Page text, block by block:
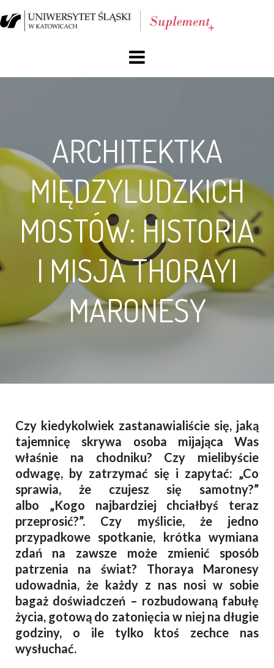
Archiwum
Reklama
Facebook
Kontakt
ARCHITEKTKA
MIĘDZYLUDZKICH
MOSTÓW: HISTORIA
I MISJA THORAYI
MARONESY
Czy kiedykolwiek zastanawialiście się, jaką
tajemnicę skrywa osoba mijająca Was
właśnie na chodniku? Czy mielibyście
odwagę, by zatrzymać się i zapytać: „Co
sprawia, że czujesz się samotny?”
albo „Kogo najbardziej chciałbyś teraz
przeprosić?”. Czy myślicie, że jedno
przypadkowe spotkanie, krótka wymiana
zdań na zawsze może zmienić sposób
patrzenia na świat? Thoraya Maronesy
udowadnia, że każdy z nas nosi w sobie
bagaż doświadczeń – rozbudowaną fabułę
życia, gotową do zatonięcia w niej na długie
godziny, o ile tylko ktoś zechce nas
wysłuchać.